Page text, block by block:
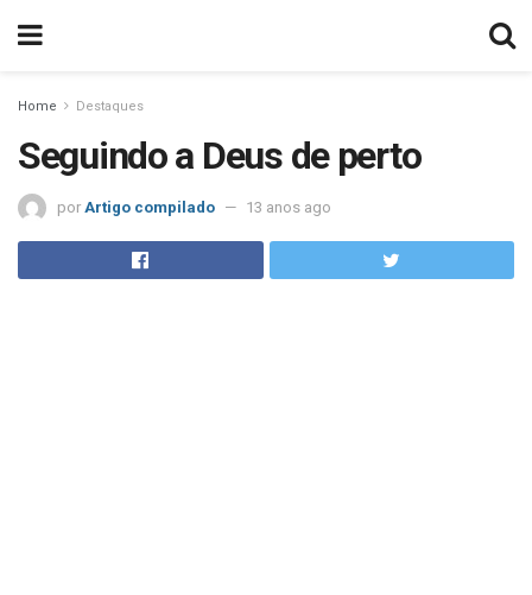
Home Destaques
Seguindo a Deus de perto
por Artigo compilado 13 anos ago